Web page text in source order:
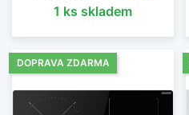
1 ks skladem
DOPRAVA ZDARMA